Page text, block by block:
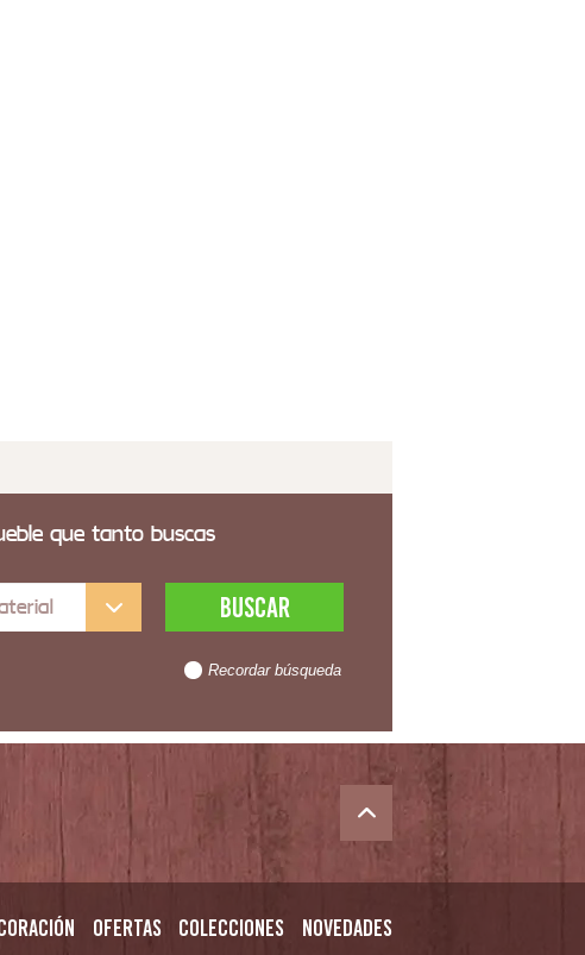
que tanto buscas
Recordar búsqueda
Ofertas Colecciones Novedades